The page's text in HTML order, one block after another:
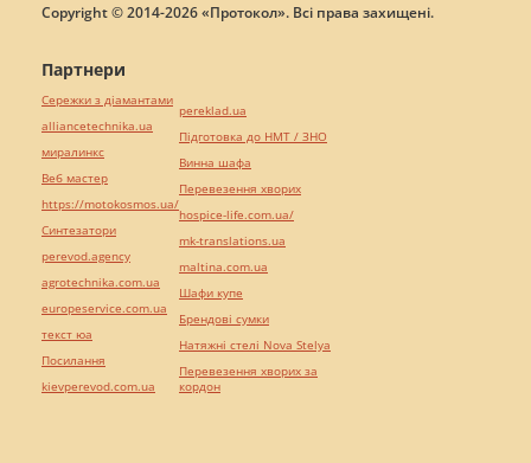
Copyright © 2014-2026 «Протокол». Всі права захищені.
Партнери
Сережки з діамантами
alliancetechnika.ua
миралинкс
Веб мастер
https://motokosmos.ua/
Синтезатори
perevod.agency
agrotechnika.com.ua
europeservice.com.ua
текст юа
Посилання
kievperevod.com.ua
pereklad.ua
Підготовка до НМТ / ЗНО
Винна шафа
Перевезення хворих
hospice-life.com.ua/
mk-translations.ua
maltina.com.ua
Шафи купе
Брендові сумки
Натяжні стелі Nova Stelya
Перевезення хворих за
кордон